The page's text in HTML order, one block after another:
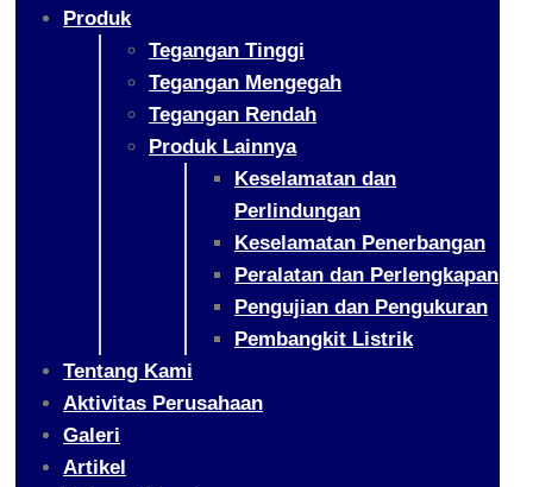
Produk
Tegangan Tinggi
Tegangan Mengegah
Tegangan Rendah
Produk Lainnya
Keselamatan dan
Perlindungan
Keselamatan Penerbangan
Peralatan dan Perlengkapan
Pengujian dan Pengukuran
Pembangkit Listrik
Tentang Kami
Aktivitas Perusahaan
Galeri
Artikel